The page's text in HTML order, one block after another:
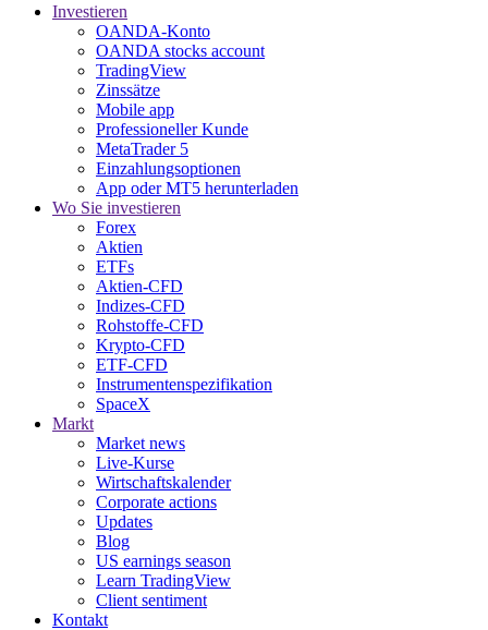
Investieren
OANDA-Konto
OANDA stocks account
TradingView
Zinssätze
Mobile app
Professioneller Kunde
MetaTrader 5
Einzahlungsoptionen
App oder MT5 herunterladen
Wo Sie investieren
Forex
Aktien
ETFs
Aktien-CFD
Indizes-CFD
Rohstoffe-CFD
Krypto-CFD
ETF-CFD
Instrumentenspezifikation
SpaceX
Markt
Market news
Live-Kurse
Wirtschaftskalender
Corporate actions
Updates
Blog
US earnings season
Learn TradingView
Client sentiment
Kontakt